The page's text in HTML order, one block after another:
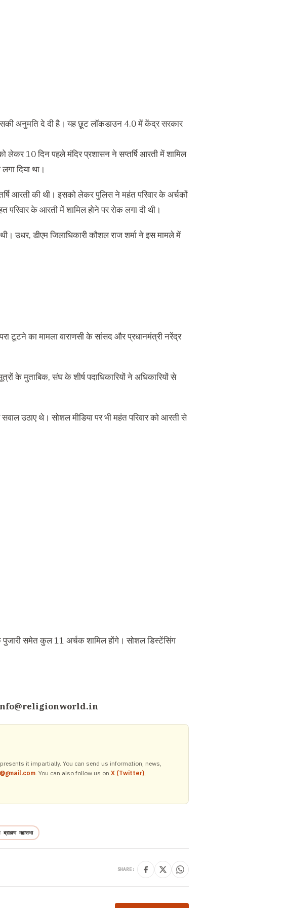
अनुमति दे दी है। यह छूट लॉकडाउन 4.0 में केंद्र सरकार
लेकर 10 दिन पहले मंदिर प्रशासन ने सप्‍तर्षि आरती में शामिल
दिया था।
आरती की थी। इसको लेकर पुलिस ने महंत परिवार के अर्चकों
परिवार के आरती में शामिल होने पर रोक लगा दी थी।
उधर, डीएम जिलाधिकारी कौशल राज शर्मा ने इस मामले में
टूटने का मामला वाराणसी के सांसद और प्रधानमंत्री नरेंद्र
के मुताबिक, संघ के शीर्ष पदाधिकारियों ने अधिकारियों से
उठाए थे। सोशल मीडिया पर भी महंत परिवार को आरती से
समेत कुल 11 अर्चक शामिल होंगे। सोशल डिस्‍टेंसिंग
it impartially. You can send us information, news,
. You can also follow us on X (Twitter),
ब्राह्मण महासभा
SHARE: